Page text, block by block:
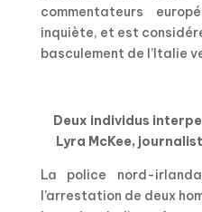
commentateurs
inquiète, et est
basculement de l’Italie
Deux individus
Lyra McKee,
La police nord-
l’arrestation de deux